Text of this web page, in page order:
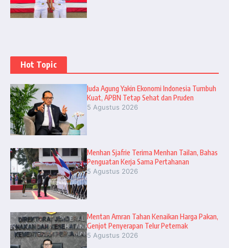
Hot Topic
Juda Agung Yakin Ekonomi Indonesia Tumbuh
Kuat, APBN Tetap Sehat dan Pruden
5 Agustus 2026
Menhan Sjafrie Terima Menhan Tailan, Bahas
Penguatan Kerja Sama Pertahanan
5 Agustus 2026
Mentan Amran Tahan Kenaikan Harga Pakan,
Genjot Penyerapan Telur Peternak
5 Agustus 2026